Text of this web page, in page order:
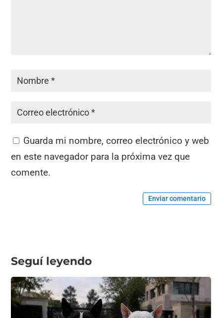
Guarda mi nombre, correo electrónico y web
en este navegador para la próxima vez que
comente.
Enviar comentario
Seguí leyendo